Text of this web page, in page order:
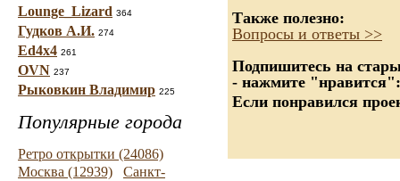
Lounge_Lizard 364
Гудков А.И. 274
Ed4x4 261
OVN 237
Рыковкин Владимир 225
Популярные города
Ретро открытки (24086)
Москва (12939)
Санкт-
Также полезно:
Вопросы и ответы >>
Подпишитесь на
- нажмите "нравится":
Если понравился